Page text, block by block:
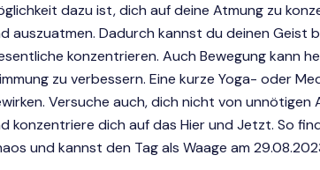
dazu ist, dich auf deine Atmung zu
auszuatmen. Dadurch kannst du deinen Geist
konzentrieren. Auch Bewegung kann
zu verbessern. Eine kurze Yoga- oder
Versuche auch, dich nicht von unnötigen
konzentriere dich auf das Hier und Jetzt. So
und kannst den Tag als Waage am